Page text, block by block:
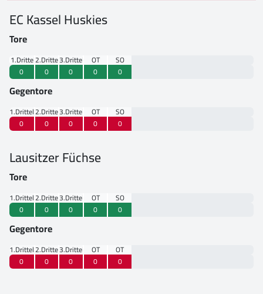
EC Kassel Huskies
Tore
1.Drittel2.Drittel3.Drittel OT
SO
0
0 0 0 0
Gegentore
1.Drittel2.Drittel3.Drittel OT
SO
0
0 0 0 0
Lausitzer Füchse
Tore
1.Drittel2.Drittel3.Drittel OT
SO
0
0 0 0 0
Gegentore
1.Drittel2.Drittel3.Drittel OT
OT
0
0 0 0 0